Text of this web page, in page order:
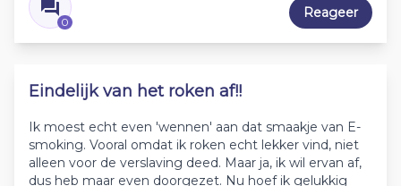
0
Reageer
Eindelijk van het roken af!!
Ik moest echt even 'wennen' aan dat smaakje van E-
smoking. Vooral omdat ik roken echt lekker vind, niet
alleen voor de verslaving deed. Maar ja, ik wil ervan af,
dus heb maar even doorgezet. Nu hoef ik gelukkig